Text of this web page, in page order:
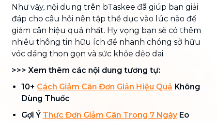
Như vậy, nội dung trên bTaskee đã giúp bạn giải
đáp cho câu hỏi nên tập thể dục vào lúc nào để
giảm cân hiệu quả nhất. Hy vọng bạn sẽ có thêm
nhiều thông tin hữu ích để nhanh chóng sở hữu
vóc dáng thon gọn và sức khỏe dẻo dai.
>>> Xem thêm các nội dung tương tự:
10+ Cách Giảm Cân Đơn Giản Hiệu Quả Không
Dùng Thuốc
Gợi Ý Thực Đơn Giảm Cân Trong 7 NgàyEo